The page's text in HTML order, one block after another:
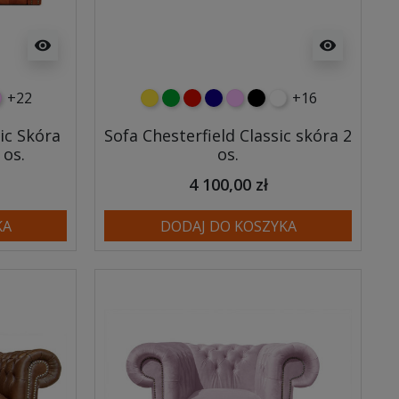
visibility
+22
Skóra
visibility
żółtyzielonyczerwony
granatowy
różowyczarnybiały+16
Sofa Chesterfield Classic skóra 2
os.
4 100,00 zł
DODAJ DO KOSZYKA